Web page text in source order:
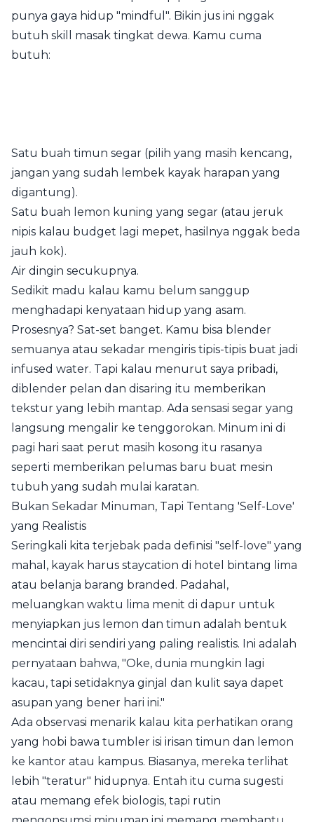
punya gaya hidup "mindful". Bikin jus ini nggak
butuh skill masak tingkat dewa. Kamu cuma
butuh:
Satu buah timun segar (pilih yang masih kencang,
jangan yang sudah lembek kayak harapan yang
digantung).
Satu buah lemon kuning yang segar (atau jeruk
nipis kalau budget lagi mepet, hasilnya nggak beda
jauh kok).
Air dingin secukupnya.
Sedikit madu kalau kamu belum sanggup
menghadapi kenyataan hidup yang asam.
Prosesnya? Sat-set banget. Kamu bisa blender
semuanya atau sekadar mengiris tipis-tipis buat jadi
infused water. Tapi kalau menurut saya pribadi,
diblender pelan dan disaring itu memberikan
tekstur yang lebih mantap. Ada sensasi segar yang
langsung mengalir ke tenggorokan. Minum ini di
pagi hari saat perut masih kosong itu rasanya
seperti memberikan pelumas baru buat mesin
tubuh yang sudah mulai karatan.
Bukan Sekadar Minuman, Tapi Tentang 'Self-Love'
yang Realistis
Seringkali kita terjebak pada definisi "self-love" yang
mahal, kayak harus staycation di hotel bintang lima
atau belanja barang branded. Padahal,
meluangkan waktu lima menit di dapur untuk
menyiapkan jus lemon dan timun adalah bentuk
mencintai diri sendiri yang paling realistis. Ini adalah
pernyataan bahwa, "Oke, dunia mungkin lagi
kacau, tapi setidaknya ginjal dan kulit saya dapet
asupan yang bener hari ini."
Ada observasi menarik kalau kita perhatikan orang
yang hobi bawa tumbler isi irisan timun dan lemon
ke kantor atau kampus. Biasanya, mereka terlihat
lebih "teratur" hidupnya. Entah itu cuma sugesti
atau memang efek biologis, tapi rutin